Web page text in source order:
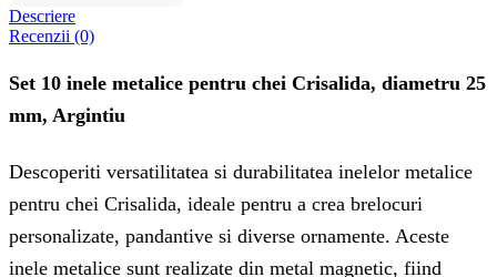
Descriere
Recenzii (0)
Set 10 inele metalice pentru chei Crisalida, diametru 25
mm, Argintiu
Descoperiti versatilitatea si durabilitatea inelelor metalice
pentru chei Crisalida, ideale pentru a crea brelocuri
personalizate, pandantive si diverse ornamente. Aceste
inele metalice sunt realizate din metal magnetic, fiind